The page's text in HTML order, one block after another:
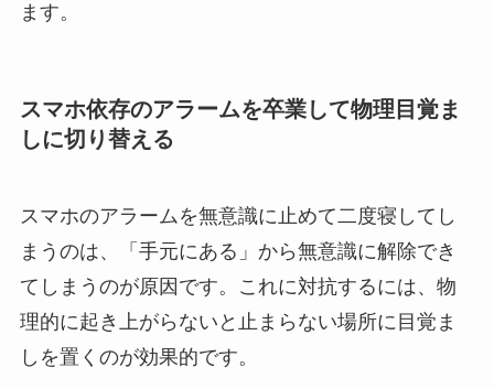
ます。
スマホ依存のアラームを卒業して物理目覚ま
しに切り替える
スマホのアラームを無意識に止めて二度寝してし
まうのは、「手元にある」から無意識に解除でき
てしまうのが原因です。これに対抗するには、物
理的に起き上がらないと止まらない場所に目覚ま
しを置くのが効果的です。